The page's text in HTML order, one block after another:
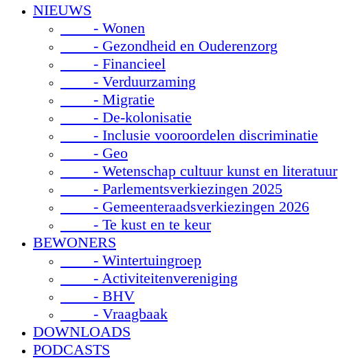
NIEUWS
- Wonen
- Gezondheid en Ouderenzorg
- Financieel
- Verduurzaming
- Migratie
- De-kolonisatie
- Inclusie vooroordelen discriminatie
- Geo
- Wetenschap cultuur kunst en literatuur
- Parlementsverkiezingen 2025
- Gemeenteraadsverkiezingen 2026
- Te kust en te keur
BEWONERS
- Wintertuingroep
- Activiteitenvereniging
- BHV
- Vraagbaak
DOWNLOADS
PODCASTS